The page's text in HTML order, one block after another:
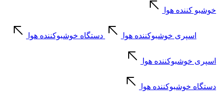
خوشبو کننده هوا
اسپری خوشبوکننده هوا دستگاه خوشبوکننده هوا
اسپری خوشبوکننده هوا
دستگاه خوشبوکننده هوا